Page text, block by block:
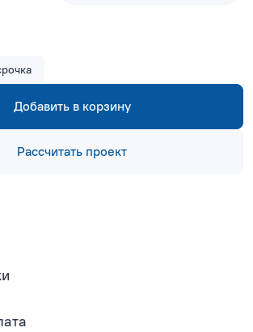
Добавить в корзину
Рассчитать проект